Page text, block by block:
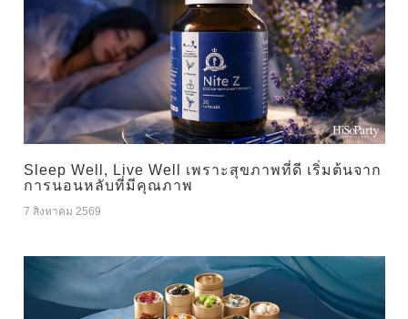
Sleep Well, Live Well เพราะสุขภาพที่ดี เริ่มต้นจาก
การนอนหลับที่มีคุณภาพ
7 สิงหาคม 2569